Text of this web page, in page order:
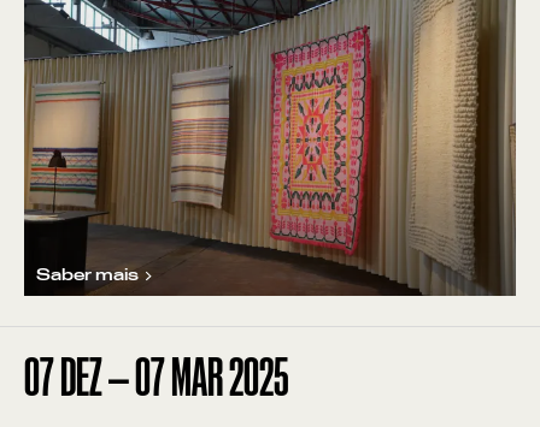
Saber mais
07DEZ—07MAR2025